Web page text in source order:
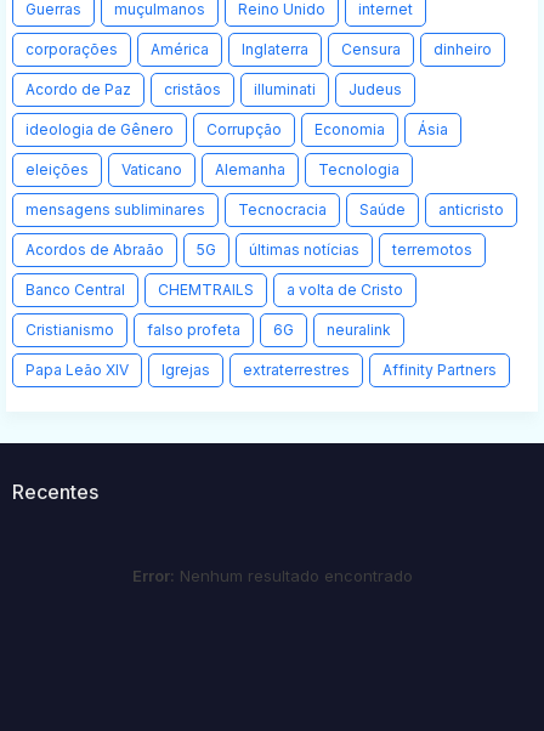
Guerras muçulmanos Reino Unido internet
corporações América Inglaterra Censura dinheiro
Acordo de Paz cristãos illuminati Judeus
ideologia de Gênero Corrupção Economia Ásia
eleições Vaticano Alemanha Tecnologia
mensagens subliminares Tecnocracia Saúde anticristo
Acordos de Abraão 5G últimas notícias terremotos
Banco Central CHEMTRAILS a volta de Cristo
Cristianismo falso profeta 6G neuralink
Papa Leão XIV Igrejas extraterrestres Affinity Partners
Recentes
Error: Nenhum resultado encontrado